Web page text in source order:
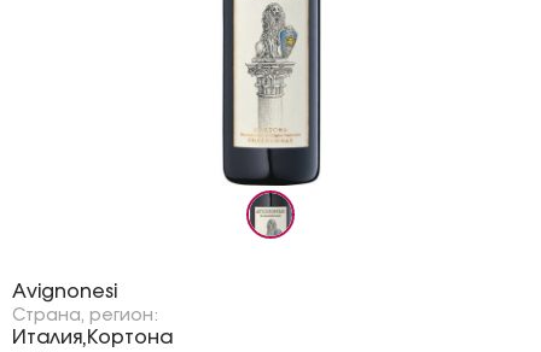
Avignonesi
Страна, регион:
Италия,Кортона